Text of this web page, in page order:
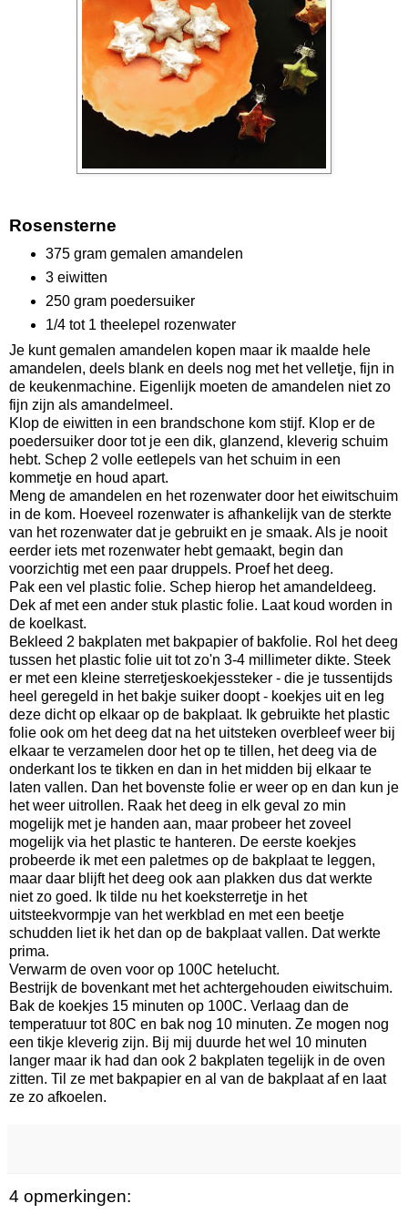
Rosensterne
375 gram gemalen amandelen
3 eiwitten
250 gram poedersuiker
1/4 tot 1 theelepel rozenwater
Je kunt gemalen amandelen kopen maar ik maalde hele
amandelen, deels blank en deels nog met het velletje, fijn in
de keukenmachine. Eigenlijk moeten de amandelen niet zo
fijn zijn als amandelmeel.
Klop de eiwitten in een brandschone kom stijf. Klop er de
poedersuiker door tot je een dik, glanzend, kleverig schuim
hebt. Schep 2 volle eetlepels van het schuim in een
kommetje en houd apart.
Meng de amandelen en het rozenwater door het eiwitschuim
in de kom. Hoeveel rozenwater is afhankelijk van de sterkte
van het rozenwater dat je gebruikt en je smaak. Als je nooit
eerder iets met rozenwater hebt gemaakt, begin dan
voorzichtig met een paar druppels. Proef het deeg.
Pak een vel plastic folie. Schep hierop het amandeldeeg.
Dek af met een ander stuk plastic folie. Laat koud worden in
de koelkast.
Bekleed 2 bakplaten met bakpapier of bakfolie. Rol het deeg
tussen het plastic folie uit tot zo'n 3-4 millimeter dikte. Steek
er met een kleine sterretjeskoekjessteker - die je tussentijds
heel geregeld in het bakje suiker doopt - koekjes uit en leg
deze dicht op elkaar op de bakplaat. Ik gebruikte het plastic
folie ook om het deeg dat na het uitsteken overbleef weer bij
elkaar te verzamelen door het op te tillen, het deeg via de
onderkant los te tikken en dan in het midden bij elkaar te
laten vallen. Dan het bovenste folie er weer op en dan kun je
het weer uitrollen. Raak het deeg in elk geval zo min
mogelijk met je handen aan, maar probeer het zoveel
mogelijk via het plastic te hanteren. De eerste koekjes
probeerde ik met een paletmes op de bakplaat te leggen,
maar daar blijft het deeg ook aan plakken dus dat werkte
niet zo goed. Ik tilde nu het koeksterretje in het
uitsteekvormpje van het werkblad en met een beetje
schudden liet ik het dan op de bakplaat vallen. Dat werkte
prima.
Verwarm de oven voor op 100C hetelucht.
Bestrijk de bovenkant met het achtergehouden eiwitschuim.
Bak de koekjes 15 minuten op 100C. Verlaag dan de
temperatuur tot 80C en bak nog 10 minuten. Ze mogen nog
een tikje kleverig zijn. Bij mij duurde het wel 10 minuten
langer maar ik had dan ook 2 bakplaten tegelijk in de oven
zitten. Til ze met bakpapier en al van de bakplaat af en laat
ze zo afkoelen.
4 opmerkingen: